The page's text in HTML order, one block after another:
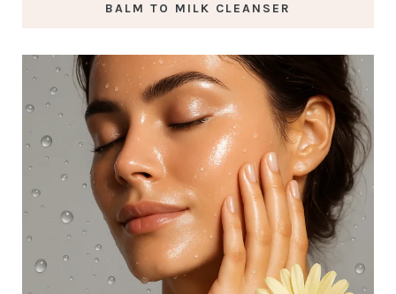
BALM TO MILK CLEANSER